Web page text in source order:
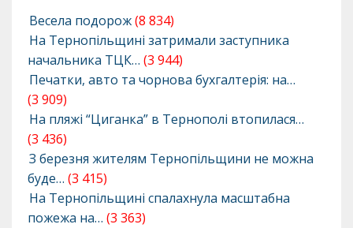
Весела подорож(8 834)
На Тернопільщині затримали заступника
начальника ТЦК… (3 944)
Печатки, авто та чорнова бухгалтерія: на…
(3 909)
На пляжі “Циганка” в Тернополі втопилася…
(3 436)
З березня жителям Тернопільщини не можна
буде… (3 415)
На Тернопільщині спалахнула масштабна
пожежа на… (3 363)